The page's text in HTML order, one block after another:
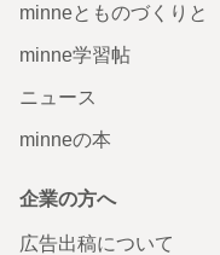
minneとものづくりと
minne学習帖
ニュース
minneの本
企業の方へ
広告出稿について